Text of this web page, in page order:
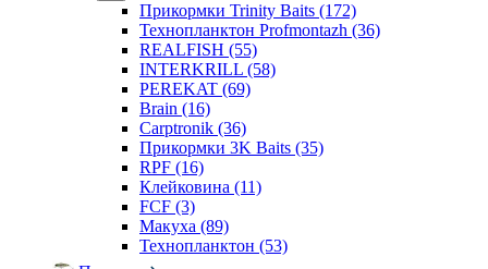
Прикормки Trinity Baits (172)
Технопланктон Profmontazh (36)
REALFISH (55)
INTERKRILL (58)
PEREKAT (69)
Brain (16)
Carptronik (36)
Прикормки 3K Baits (35)
RPF (16)
Клейковина (11)
FCF (3)
Макуха (89)
Технопланктон (53)